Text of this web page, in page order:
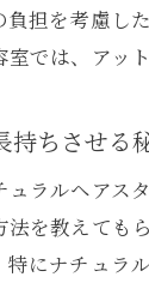
負担を考慮し
では、アッ
持ちさせる
ュラルヘアス
法を教えても
にナチュラ